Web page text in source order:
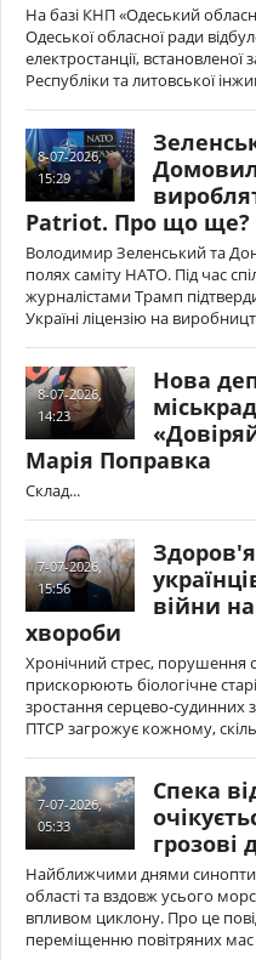
На базі КНП «Одеський
Одеської обласної ради
електростанції, встановленої
Республіки та литовської
8-07-2026,
15:29
Patriot. Про що ще?
Володимир Зеленський та
полях саміту НАТО. Під час
журналістами Трамп
Україні ліцензію на
8-07-2026,
14:23
Нова
Марія Поправка
Склад...
7-07-2026,
15:56
війни на
хвороби
Хронічний стрес, порушення
прискорюють біологічне
зростання серцево-судинних
ПТСР загрожує кожному,
7-07-2026,
05:33
Спека
грозові
Найближчими днями
області та вздовж усього
впливом циклону. Про це
переміщенню повітряних мас